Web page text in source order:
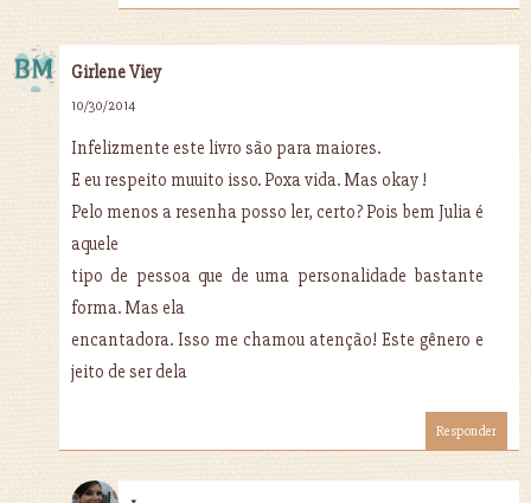
Girlene Viey
10/30/2014
Infelizmente este livro são para maiores.
E eu respeito muuito isso. Poxa vida. Mas okay !
Pelo menos a resenha posso ler, certo? Pois bem Julia é
aquele
tipo de pessoa que de uma personalidade bastante
forma. Mas ela
encantadora. Isso me chamou atenção! Este gênero e
jeito de ser dela
Responder